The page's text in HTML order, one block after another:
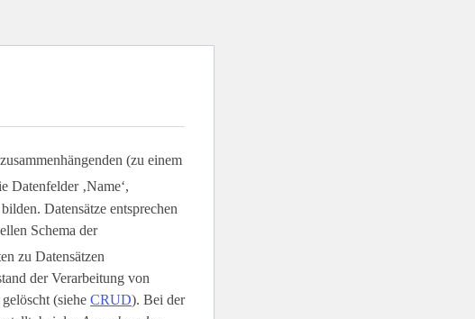
(zu einem
Datenfelder ‚Name‘,
Datensätze entsprechen
Schema der
zu Datensätzen
der Verarbeitung von
(siehe CRUD). Bei der